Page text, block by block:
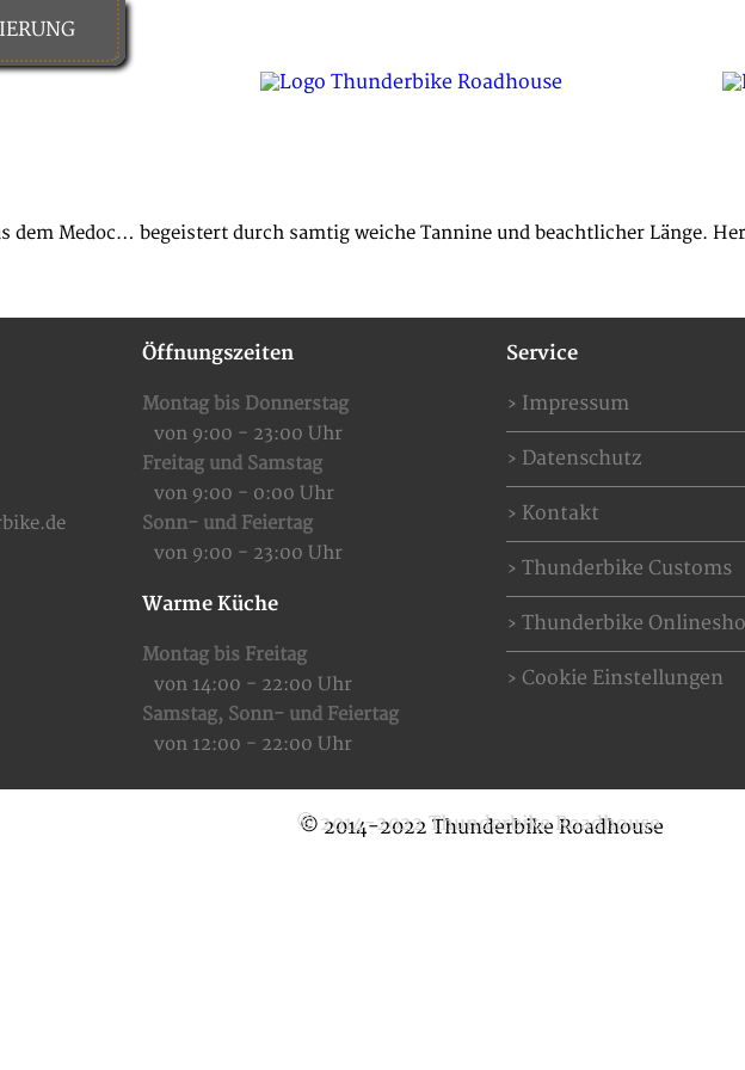
dem Medoc… begeistert durch samtig weiche Tannine und beachtlicher Länge.
Öffnungszeiten
Montag bis Donnerstag
von 9:00 - 23:00 Uhr
Freitag und Samstag
von 9:00 - 0:00 Uhr
Sonn- und Feiertag
von 9:00 - 23:00 Uhr
Warme Küche
Montag bis Freitag
von 14:00 - 22:00 Uhr
Samstag, Sonn- und Feiertag
von 12:00 - 22:00 Uhr
Service
Impressum
Datenschutz
Kontakt
Thunderbike Customs
Thunderbike
Cookie Einstellungen
© 2014-2022 Thunderbike Roadhouse